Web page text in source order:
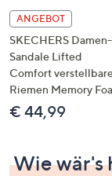
ANGEBOT
SKECHERS Damen-
Sandale Lifted
Comfort
Riemen Memory
€ 44,99
Wie wär's